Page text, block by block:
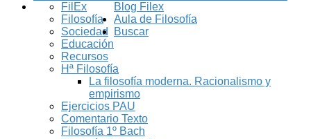
Blog Filex
FilEx
Filosofía
Sociedad
Educación
Recursos
Aula de Filosofía
Hª Filosofía
La filosofía moderna. Racionalismo y
empirismo
Ejercicios PAU
Comentario Texto
Filosofía 1º Bach
Buscar